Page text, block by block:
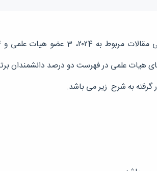
به شرح زیر می­ باشد.